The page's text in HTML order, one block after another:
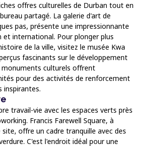
offres culturelles de Durban tout en
partagé. La galerie d'art de
pas, présente une impressionnante
international. Pour plonger plus
de la ville, visitez le musée Kwa
fascinants sur le développement
monuments culturels offrent
pour des activités de renforcement
inspirantes.
travail-vie avec les espaces verts près
Francis Farewell Square, à
offre un cadre tranquille avec des
C'est l'endroit idéal pour une